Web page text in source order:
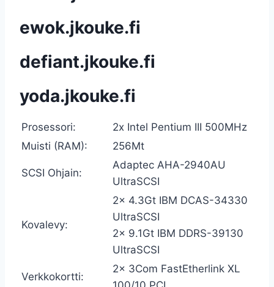
ewok.jkouke.fi
defiant.jkouke.fi
yoda.jkouke.fi
Prosessori:
2x Intel Pentium III 500MHz
Muisti (RAM):
256Mt
SCSI Ohjain:
Adaptec AHA-2940AU
UltraSCSI
Kovalevy:
2x 4.3Gt IBM DCAS-34330
UltraSCSI
2x 9.1Gt IBM DDRS-39130
UltraSCSI
Verkkokortti:
2x 3Com FastEtherlink XL